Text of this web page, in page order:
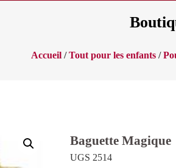
Accueil/Tout pour les enfants/
Baguette Magique
UGS 2514